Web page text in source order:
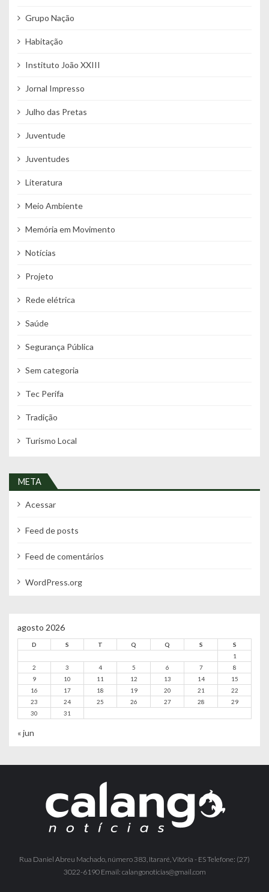
Grupo Nação
Habitação
Instituto João XXIII
Jornal Impresso
Julho das Pretas
Juventude
Juventudes
Literatura
Meio Ambiente
Memória em Movimento
Notícias
Projeto
Rede elétrica
Saúde
Segurança Pública
Sem categoria
Tec Perifa
Tradição
Turismo Local
META
Acessar
Feed de posts
Feed de comentários
WordPress.org
agosto 2026
D S T Q Q S
S
1
2
3 4 5 6 7
8
9
10 11 12 13 14
15
16
17 18 19 20 21
22
23
24 25 26 27 28
29
30
31
« jun
Rua Daniel Abreu Machado, número 383, Itararé, Vitória - ES Telefone: (27)
3022-6190 Email: calangonoticias@gmail.com